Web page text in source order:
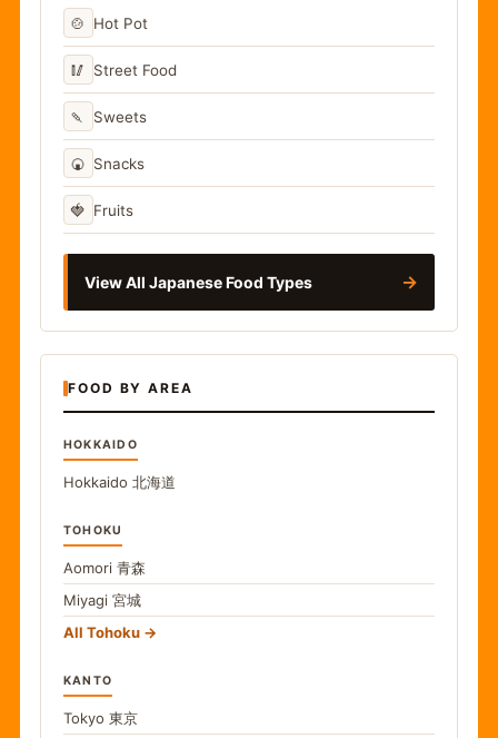
🍲 Hot Pot
🥢 Street Food
🍡 Sweets
🍘 Snacks
🍓 Fruits
View All Japanese Food Types →
FOOD BY AREA
HOKKAIDO
Hokkaido 北海道
TOHOKU
Aomori 青森
Miyagi 宮城
All Tohoku
KANTO
Tokyo 東京